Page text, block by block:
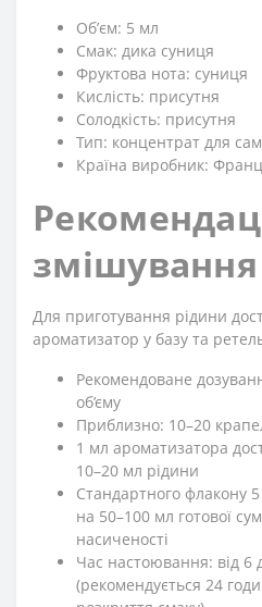
Обʼєм: 5 мл
Смак: дика суниця
Фруктова нота: суниця
Кислість: присутня
Солодкість: присутня
Тип: концентрат для
Країна виробник:
змішування
Для приготування рідини
ароматизатор у базу та
Рекомендоване
об’єму
Приблизно: 10–20
1 мл ароматизатора
10–20 мл рідини
Стандартного флакону
на 50–100 мл готової
насиченості
Час настоювання: від 6
(рекомендується 24